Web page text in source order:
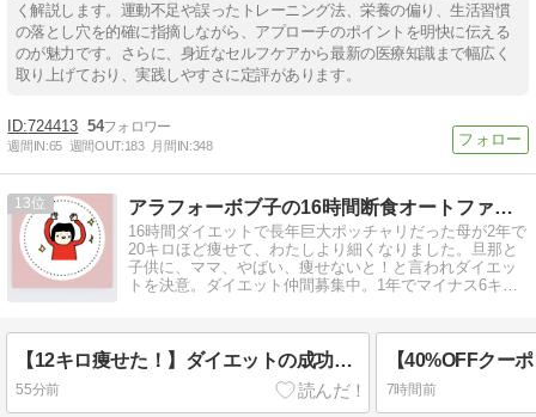
く解説します。運動不足や誤ったトレーニング法、栄養の偏り、生活習慣
の落とし穴を的確に指摘しながら、アプローチのポイントを明快に伝える
のが魅力です。さらに、身近なセルフケアから最新の医療知識まで幅広く
取り上げており、実践しやすさに定評があります。
724413 54
週間IN:65 週間OUT:183 月間IN:348
13 アラフォーボブ子の16時間断食オートファジーダイエット
16時間ダイエットで長年巨大ポッチャリだった母が2年で
20キロほど痩せて、わたしより細くなりました。旦那と
子供に、ママ、やばい、痩せないと！と言われダイエッ
トを決意。ダイエット仲間募集中。1年でマイナス6キロ
【12キロ痩せた！】ダイエットの成功の秘訣は？
55分前 7時間前